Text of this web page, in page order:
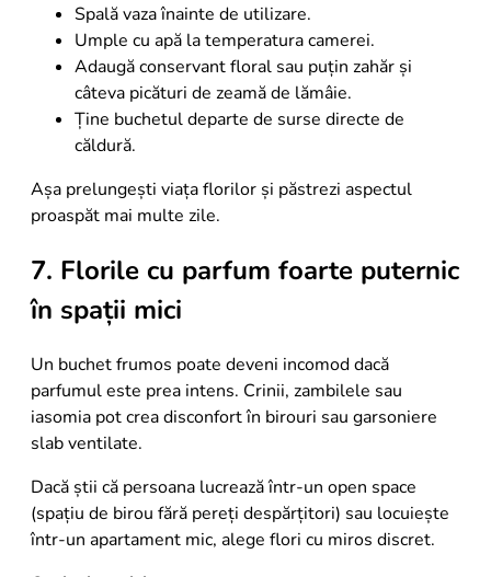
Spală vaza înainte de utilizare.
Umple cu apă la temperatura camerei.
Adaugă conservant floral sau puțin zahăr și
câteva picături de zeamă de lămâie.
Ține buchetul departe de surse directe de
căldură.
Așa prelungești viața florilor și păstrezi aspectul
proaspăt mai multe zile.
7. Florile cu parfum foarte puternic
în spații mici
Un buchet frumos poate deveni incomod dacă
parfumul este prea intens. Crinii, zambilele sau
iasomia pot crea disconfort în birouri sau garsoniere
slab ventilate.
Dacă știi că persoana lucrează într-un open space
(spațiu de birou fără pereți despărțitori) sau locuiește
într-un apartament mic, alege flori cu miros discret.